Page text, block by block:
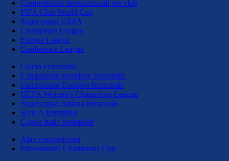
Competizioni internazionali per club
FIFA Club World Cup
Supercoppa UEFA
Champions League
Europa League
Conference League
Calcio Femminile
Campionato mondiale femminile
Campionato Europeo femminile
UEFA Women's Champions League
Supercoppa Italiana femminile
Serie A femminile
Coppa Italia femminile
Altre competizioni
International Champions Cup